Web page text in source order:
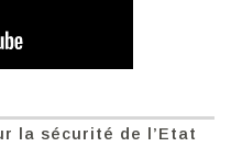
la sécurité de l’Etat